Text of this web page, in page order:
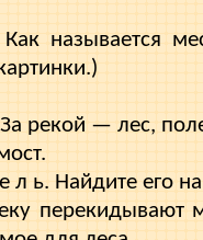
Как называется
рекой — лес,
л ь. Найдите его
перекидывают